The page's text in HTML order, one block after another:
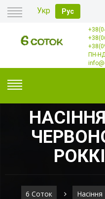
Укр Рус
Головна
Оплата
Доставка
ПН-
6 Соток Насіння